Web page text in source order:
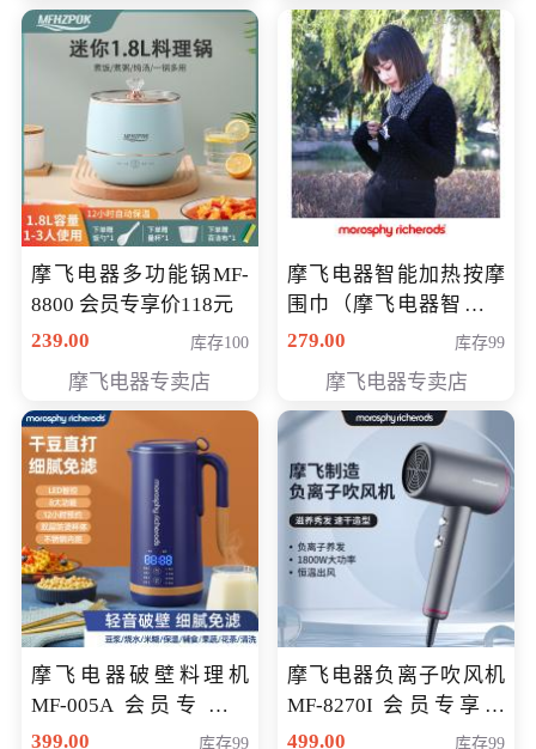
摩飞电器多功能锅MF-
8800 会员专享价118元
239.00
库存100
摩飞电器专卖店
摩飞电器智能加热按摩
围巾（摩飞电器智能加
热按摩围脖） 会员专享
279.00 库存99
摩飞电器专卖店
摩飞电器破壁料理机
MF-005A 会员专享价
198元
399.00 库存99
摩飞电器负离子吹风机
MF-8270I 会员专享价
369元
499.00 库存99